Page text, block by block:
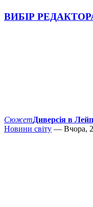
ВИБІР
СюжетДиверсія в
Новини світу — Вчора,